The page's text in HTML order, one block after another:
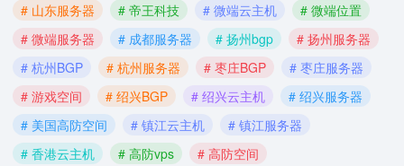
# 山东服务器
# 帝王科技 # 微端云主机
# 微端位置
# 微端服务器
# 成都服务器 # 扬州bgp
# 扬州服务器
# 杭州BGP
# 杭州服务器 # 枣庄BGP
# 枣庄服务器
# 游戏空间
# 绍兴BGP # 绍兴云主机
# 绍兴服务器
# 美国高防空间
# 镇江云主机
# 镇江服务器
# 香港云主机
# 高防vps # 高防空间